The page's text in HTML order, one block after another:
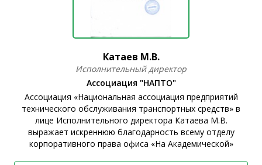
Катаев М.В.
Исполнительный директор
Ассоциация "НАПТО"
Ассоциация «Национальная ассоциация предприятий
технического обслуживания транспортных средств» в
лице Исполнительного директора Катаева М.В.
выражает искреннюю благодарность всему отделу
корпоративного права офиса «На Академической»